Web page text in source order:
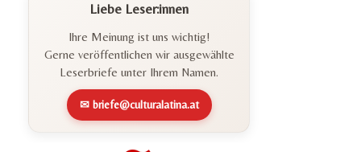
Liebe Leser:innen
Ihre Meinung ist uns wichtig!
Gerne veröffentlichen wir ausgewählte
Leserbriefe unter Ihrem Namen.
✉ briefe@culturalatina.at